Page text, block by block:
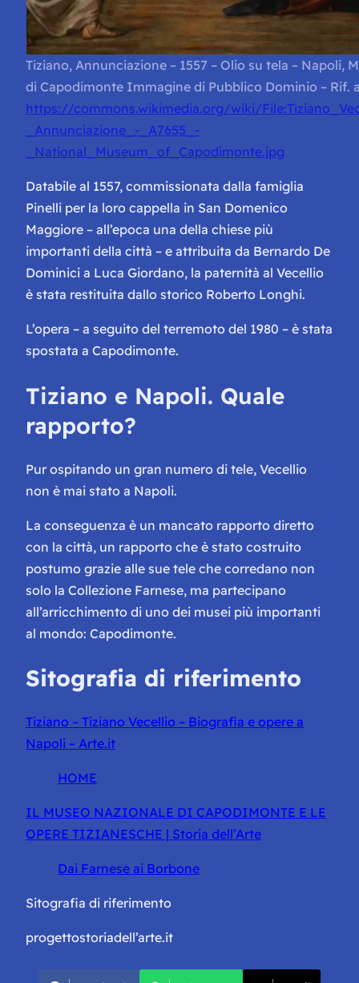
Tiziano, Annunciazione – 1557 – Olio su tela – Napoli,
di Capodimonte Immagine di Pubblico Dominio – Rif.
https://commons.wikimedia.org/wiki/
_Annunciazione_-_A7655_-
_National_Museum_of_Capodimonte.jpg
Databile al 1557, commissionata dalla famiglia
Pinelli per la loro cappella in San Domenico
Maggiore – all’epoca una della chiese più
importanti della città – e attribuita da Bernardo De
Dominici a Luca Giordano, la paternità al Vecellio
è stata restituita dallo storico Roberto Longhi.
L’opera – a seguito del terremoto del 1980 – è stata
spostata a Capodimonte.
Tiziano e Napoli. Quale
rapporto?
Pur ospitando un gran numero di tele, Vecellio
non è mai stato a Napoli.
La conseguenza è un mancato rapporto diretto
con la città, un rapporto che è stato costruito
postumo grazie alle sue tele che corredano non
solo la Collezione Farnese, ma partecipano
all’arricchimento di uno dei musei più importanti
al mondo: Capodimonte.
Sitografia di riferimento
Tiziano – Tiziano Vecellio – Biografia e opere a
Napoli – Arte.it
HOME
IL MUSEO NAZIONALE DI CAPODIMONTE E LE
OPERE TIZIANESCHE | Storia dell’Arte
Dai Farnese ai Borbone
Sitografia di riferimento
progettostoriadell’arte.it